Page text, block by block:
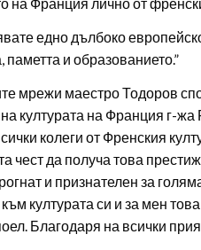
на Франция лично от
едно дълбоко
паметта и образованието.”
мрежи маестро Тодоров
културата на Франция г-
колеги от Френския
чест да получа това
и признателен за
културата си и за мен
Благодаря на всички